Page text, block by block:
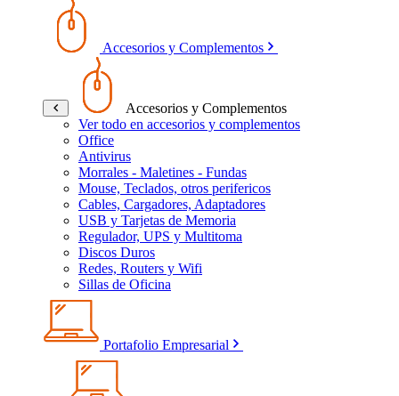
Accesorios y Complementos
Accesorios y Complementos
Ver todo en accesorios y complementos
Office
Antivirus
Morrales - Maletines - Fundas
Mouse, Teclados, otros perifericos
Cables, Cargadores, Adaptadores
USB y Tarjetas de Memoria
Regulador, UPS y Multitoma
Discos Duros
Redes, Routers y Wifi
Sillas de Oficina
Portafolio Empresarial